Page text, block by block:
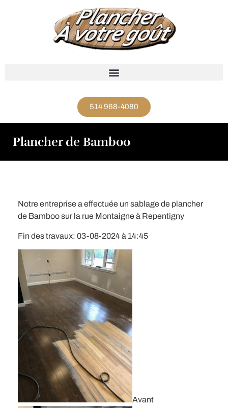
514 968-4080
Plancher de Bamboo
Notre entreprise a effectuée un sablage de plancher
de Bamboo sur la rue Montaigne à Repentigny
Fin des travaux: 03-08-2024 à 14:45
Avant